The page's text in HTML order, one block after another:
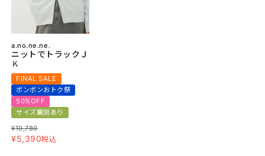
a.no.ne.ne.
ニットでトラックＪ
Ｋ
FINAL SALE
ボンボンおトク祭
50%OFF
サイズ展開あり
¥10,780
¥5,390税込